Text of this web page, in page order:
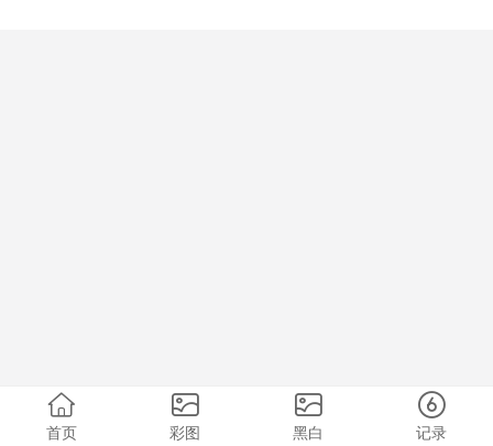
首页 彩图 黑白 记录